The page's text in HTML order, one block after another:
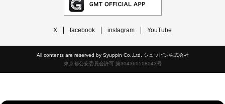
X facebook instagram YouTube
All contents are reserved by Syuppin Co.,Ltd. シュッピン株式会社
東京都公安委員会許可 第304360508043号